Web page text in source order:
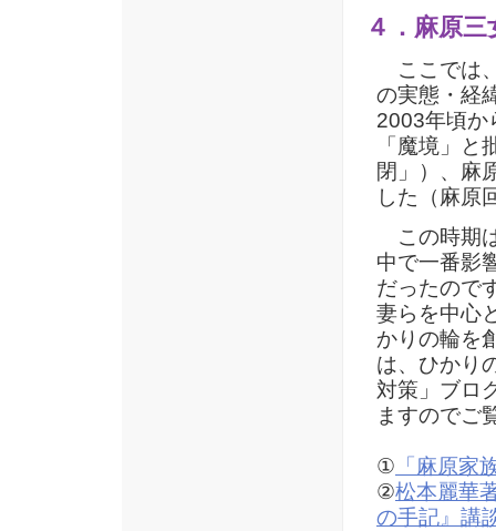
４．麻原
ここでは
の実態・経
2003年頃か
「魔境」
閉」）、麻
した（麻原
この時期
中で一番影
だったので
妻らを中心
かりの輪を
は、ひかり
対策」ブロ
ますのでご
① 「麻原家
②松本麗華
の手記』講